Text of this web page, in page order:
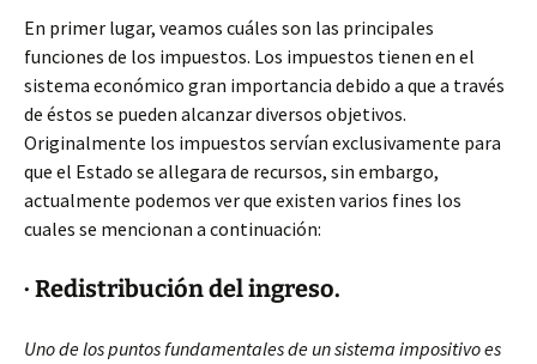
En primer lugar, veamos cuáles son las principales
funciones de los impuestos. Los impuestos tienen en el
sistema económico gran importancia debido a que a través
de éstos se pueden alcanzar diversos objetivos.
Originalmente los impuestos servían exclusivamente para
que el Estado se allegara de recursos, sin embargo,
actualmente podemos ver que existen varios fines los
cuales se mencionan a continuación:
· Redistribución del ingreso.
Uno de los puntos fundamentales de un sistema impositivo es